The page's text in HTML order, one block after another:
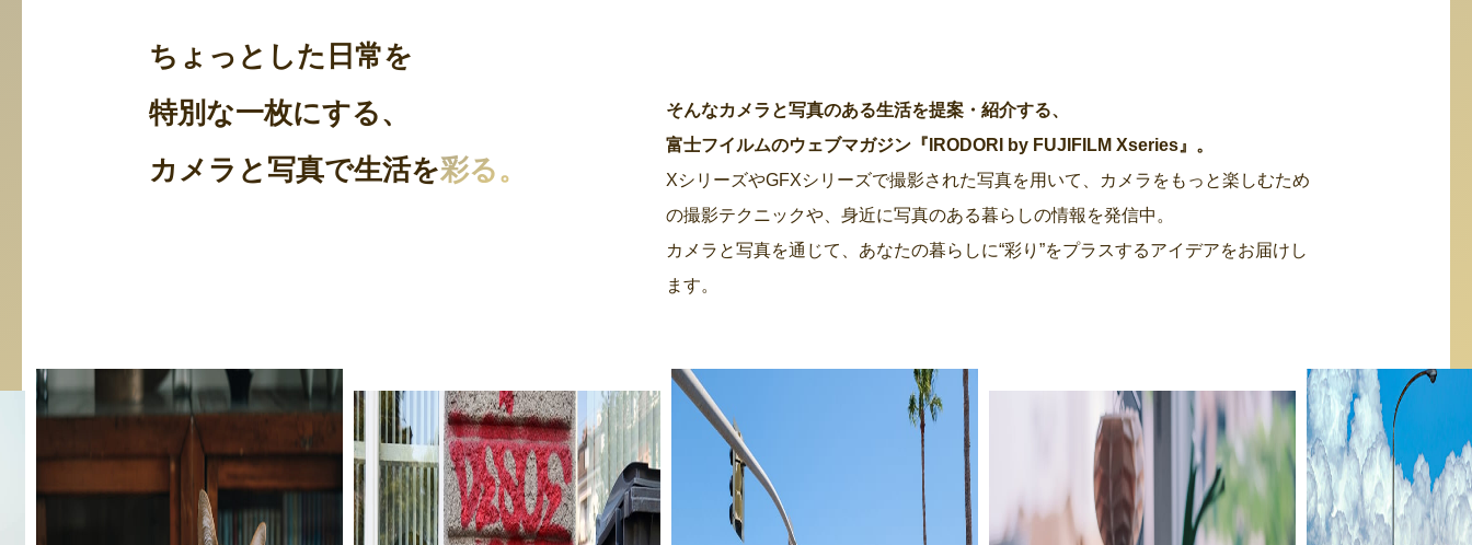
ちょっとした日常を
特別な一枚にする、
カメラと写真で生活を彩る。
そんなカメラと写真のある生活を提案・紹介する、
富士フイルムのウェブマガジン『IRODORI by FUJIFILM Xseries』。
XシリーズやGFXシリーズで撮影された写真を用いて、カメラをもっと楽しむため
の撮影テクニックや、身近に写真のある暮らしの情報を発信中。
カメラと写真を通じて、あなたの暮らしに“彩り”をプラスするアイデアをお届けし
ます。